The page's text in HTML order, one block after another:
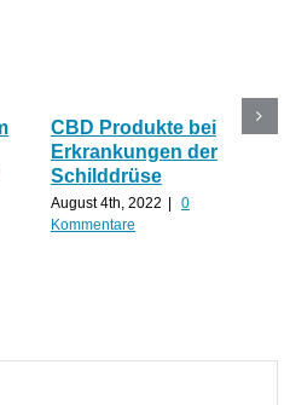
CBD Produkte bei
Erkrankungen der
Schilddrüse
August 4th, 2022 |
0
Kommentare